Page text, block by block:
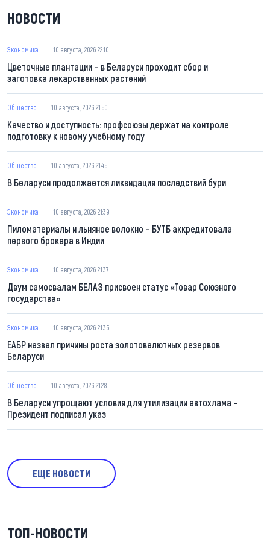
НОВОСТИ
Экономика 10 августа, 2026 22:10
Цветочные плантации – в Беларуси проходит сбор и
заготовка лекарственных растений
Общество 10 августа, 2026 21:50
Качество и доступность: профсоюзы держат на контроле
подготовку к новому учебному году
Общество 10 августа, 2026 21:45
В Беларуси продолжается ликвидация последствий бури
Экономика 10 августа, 2026 21:39
Пиломатериалы и льняное волокно – БУТБ аккредитовала
первого брокера в Индии
Экономика 10 августа, 2026 21:37
Двум самосвалам БЕЛАЗ присвоен статус «Товар Союзного
государства»
Экономика 10 августа, 2026 21:35
ЕАБР назвал причины роста золотовалютных резервов
Беларуси
Общество 10 августа, 2026 21:28
В Беларуси упрощают условия для утилизации автохлама –
Президент подписал указ
ЕЩЕ НОВОСТИ
ТОП-НОВОСТИ